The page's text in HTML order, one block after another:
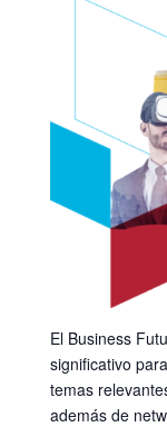
El Business
significativo
temas
además de